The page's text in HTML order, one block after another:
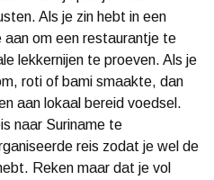
Als je zin hebt in een
om een restaurantje te
lekkernijen te proeven. Als je
roti of bami smaakte, dan
aan lokaal bereid voedsel.
naar Suriname te
reis zodat je wel de
Reken maar dat je vol